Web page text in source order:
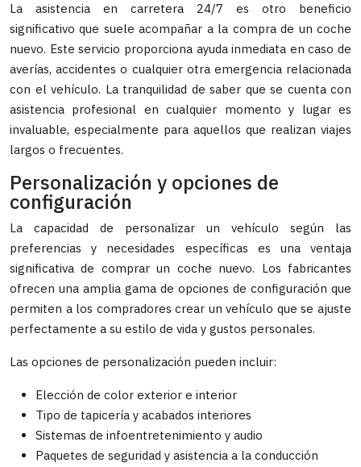
La asistencia en carretera 24/7 es otro beneficio
significativo que suele acompañar a la compra de un coche
nuevo. Este servicio proporciona ayuda inmediata en caso de
averías, accidentes o cualquier otra emergencia relacionada
con el vehículo. La tranquilidad de saber que se cuenta con
asistencia profesional en cualquier momento y lugar es
invaluable, especialmente para aquellos que realizan viajes
largos o frecuentes.
Personalización y opciones de
configuración
La capacidad de personalizar un vehículo según las
preferencias y necesidades específicas es una ventaja
significativa de comprar un coche nuevo. Los fabricantes
ofrecen una amplia gama de opciones de configuración que
permiten a los compradores crear un vehículo que se ajuste
perfectamente a su estilo de vida y gustos personales.
Las opciones de personalización pueden incluir:
Elección de color exterior e interior
Tipo de tapicería y acabados interiores
Sistemas de infoentretenimiento y audio
Paquetes de seguridad y asistencia a la conducción